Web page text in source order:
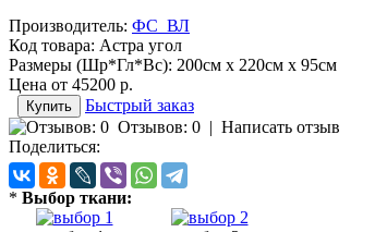
Производитель: ФС_ВЛ
Код товара: Астра угол
Размеры (Шр*Гл*Вс): 200см x 220см x 95см
Цена от 45200 р.
Быстрый заказ
Отзывов: 0 | Написать отзыв
Поделиться:
* Выбор ткани: